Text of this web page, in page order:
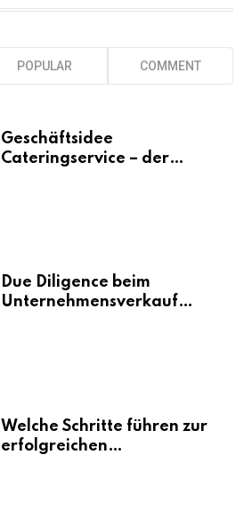
POPULAR COMMENT
Geschäftsidee
Cateringservice – der
Due Diligence beim
Unternehmensverkauf
Welche Schritte führen zur
erfolgreichen